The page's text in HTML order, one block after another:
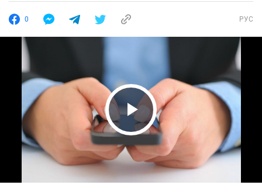
0 РУС
Play Video